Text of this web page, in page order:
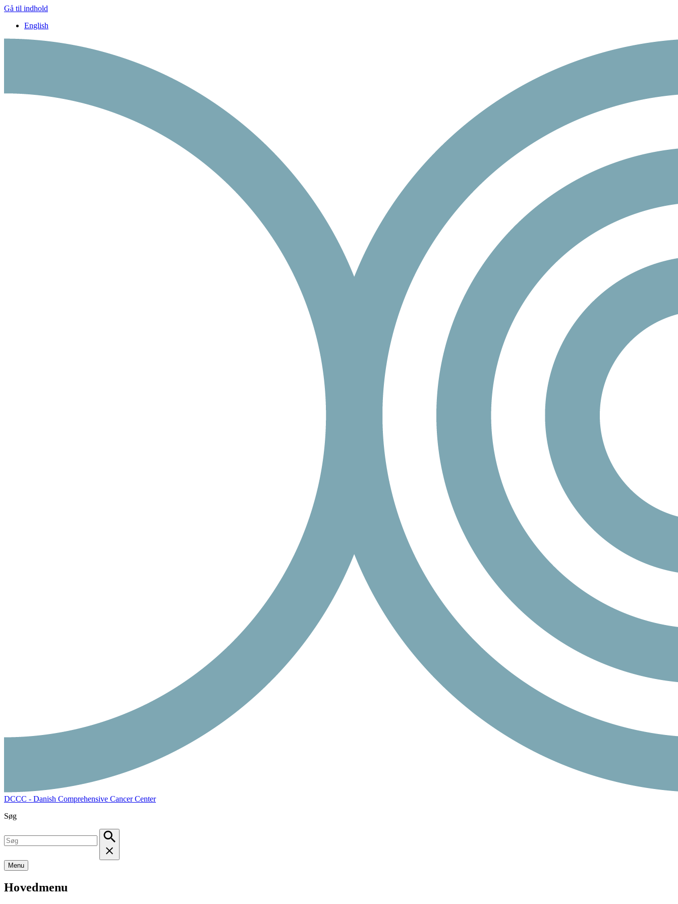
Gå til indhold
English
DCCC - Danish Comprehensive Cancer Center
Søg
Menu
Hovedmenu